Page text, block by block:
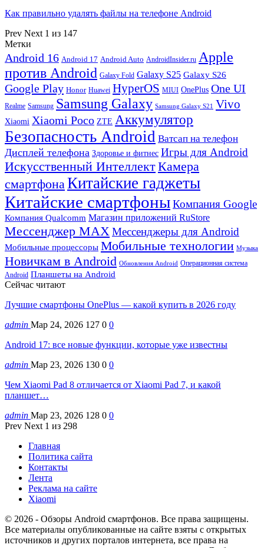
Как правильно удалять файлы на телефоне Android
Prev Next 1 из 147
Метки
Android 16 Android 17 Android Auto AndroidInsider.ru Apple
против Android Galaxy Fold Galaxy S25 Galaxy S26
Google Play Honor Huawei HyperOS MIUI OnePlus One UI
Realme Samsung Samsung Galaxy Samsung Galaxy S21 Vivo
Xiaomi Xiaomi Poco ZTE Аккумулятор
Безопасность Android Ватсап на телефон
Дисплей телефона Здоровье и фитнес Игры для Android
Искусственный ИнтеллектКамера
смартфона Китайские гаджеты
Китайские смартфоныКомпания Google
Компания Qualcomm Магазин приложений RuStore
Мессенджер MAX Мессенджеры для Android
Мобильные процессоры Мобильные технологии Музыка
Новичкам в Android Обновления Android Операционная система
Android Планшеты на Android
Сейчас читают
Лучшие смартфоны OnePlus — какой купить в 2026 году
admin Мар 24, 2026 127 0 0
Android 17: все новые функции, которые уже известны
admin Мар 23, 2026 130 0 0
Чем Xiaomi Pad 8 отличается от Xiaomi Pad 7, и какой
планшет…
admin Мар 23, 2026 128 0 0
Prev Next 1 из 298
Главная
Политика сайта
Контакты
Лента
Реклама на сайте
Xiaomi
© 2026 - Обзоры Android смартфонов. Все права защищены.
Все материалы опубликованные на сайте взяты с открытых
источников и других порталов интернета, все права на